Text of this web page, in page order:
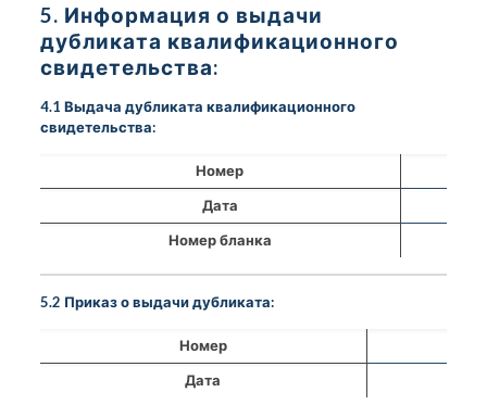
5. Информация о выдачи
дубликата квалификационного
свидетельства:
4.1 Выдача дубликата квалификационного
свидетельства:
Номер
Дата
Номер бланка
5.2 Приказ о выдачи дубликата:
Номер
Дата